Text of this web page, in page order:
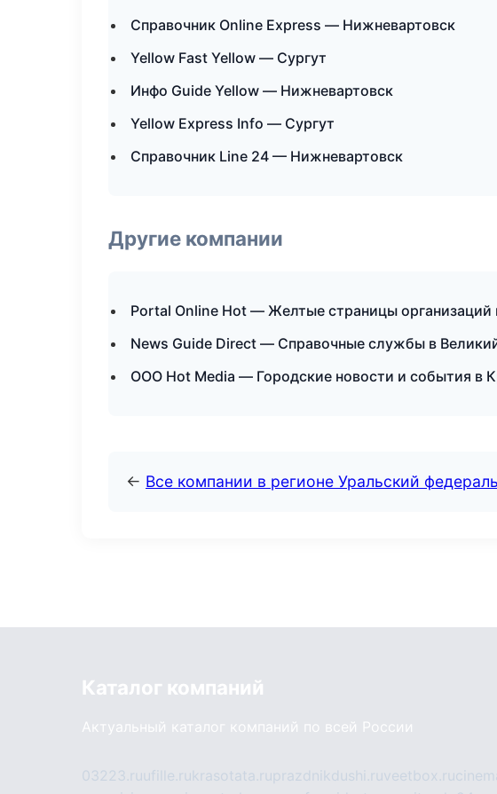
Справочник Online Express — Нижневартовск
Yellow Fast Yellow — Сургут
Инфо Guide Yellow — Нижневартовск
Yellow Express Info — Сургут
Справочник Line 24 — Нижневартовск
Другие компании
Portal Online Hot — Желтые страницы организаций
News Guide Direct — Справочные службы в
ООО Hot Media — Городские новости и события в
← Все компании в регионе Уральский
Каталог компаний
Актуальный каталог компаний по всей России
03223.ruufille.rukrasotata.ruprazdnikdushi.ruveetbox.ru